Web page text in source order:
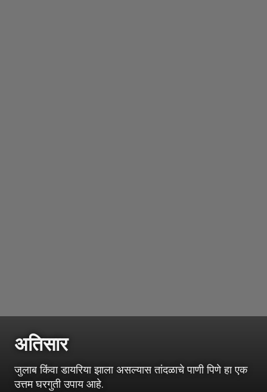
अतिसार
जुलाब किंवा डायरिया झाला असल्यास तांदळाचे पाणी पिणे हा एक
उत्तम घरगुती उपाय आहे.